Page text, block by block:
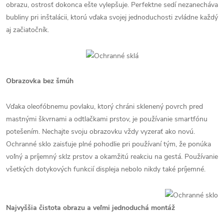
obrazu, ostrosť dokonca ešte vylepšuje. Perfektne sedí nezanecháva
bubliny pri inštalácii, ktorú vďaka svojej jednoduchosti zvládne každý
aj začiatočník.
Obrazovka bez šmúh
Vďaka oleofóbnemu povlaku, ktorý chráni sklenený povrch pred
mastnými škvrnami a odtlačkami prstov, je používanie smartfónu
potešením. Nechajte svoju obrazovku vždy vyzerať ako novú.
Ochranné sklo zaisťuje plné pohodlie pri používaní tým, že ponúka
voľný a príjemný sklz prstov a okamžitú reakciu na gestá. Používanie
všetkých dotykových funkcií displeja nebolo nikdy také príjemné.
Najvyššia čistota obrazu a veľmi jednoduchá montáž